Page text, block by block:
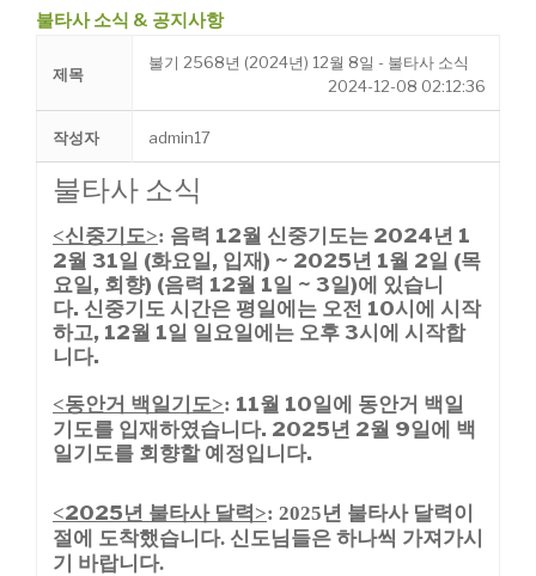
불타사 소식 & 공지사항
제목
불기 2568년 (2024년) 12월 8일 - 불타사 소식
2024-12-08 02:12:36
작성자 admin17
불타사 소식
<신중기도>: 음력 12월 신중기도는 2024년 1
2월 31일 (화요일, 입재) ~ 2025년 1월 2일 (목
요일, 회향) (음력 12월 1일 ~ 3일)에 있습니
다. 신중기도 시간은 평일에는 오전 10시에 시작
하고, 12월 1일 일요일에는 오후 3시에 시작합
니다.
<동안거 백일기도>: 11월 10일에 동안거 백일
기도를 입재하였습니다. 2025년 2월 9일에 백
일기도를 회향할 예정입니다.
<2025년 불타사 달력>: 2025년 불타사 달력이
절에 도착했습니다. 신도님들은 하나씩 가져가시
기 바랍니다.